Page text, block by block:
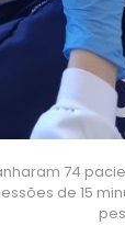
74
de 15